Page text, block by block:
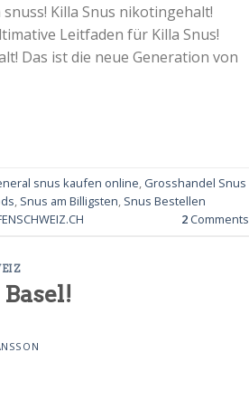
Killa Snus nikotingehalt!
Leitfaden für Killa Snus!
Das ist die neue Generation von
snus kaufen online, Grosshandel Snus
, Snus am Billigsten, Snus Bestellen
2Comments